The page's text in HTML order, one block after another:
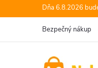
na
Dňa 6.8.2026
Bezpečný nákup